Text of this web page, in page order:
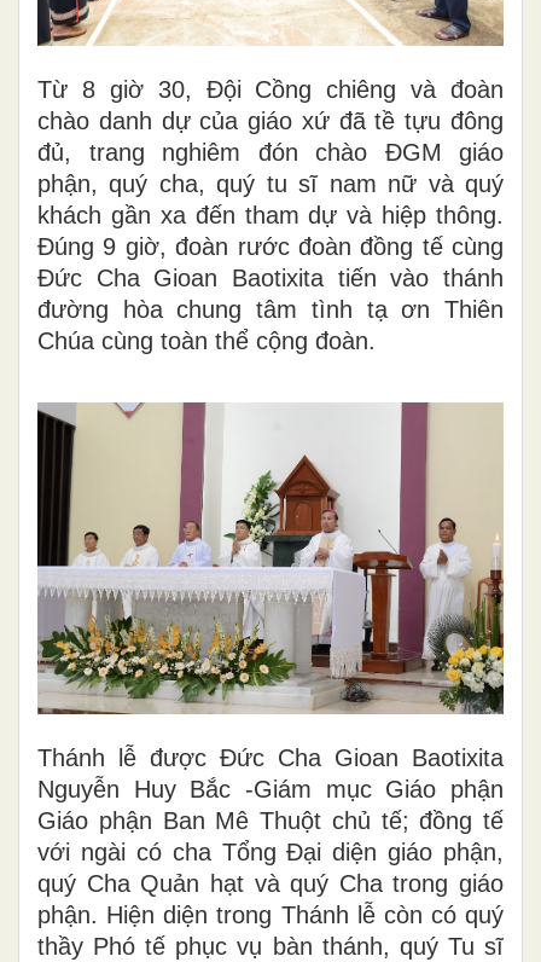
Từ 8 giờ 30, Đội Cồng chiêng và đoàn
chào danh dự của giáo xứ đã tề tựu đông
đủ, trang nghiêm đón chào ĐGM giáo
phận, quý cha, quý tu sĩ nam nữ và quý
khách gần xa đến tham dự và hiệp thông.
Đúng 9 giờ, đoàn rước đoàn đồng tế cùng
Đức Cha Gioan Baotixita tiến vào thánh
đường hòa chung tâm tình tạ ơn Thiên
Chúa cùng toàn thể cộng đoàn.
Thánh lễ được Đức Cha Gioan Baotixita
Nguyễn Huy Bắc -Giám mục Giáo phận
Giáo phận Ban Mê Thuột chủ tế; đồng tế
với ngài có cha Tổng Đại diện giáo phận,
quý Cha Quản hạt và quý Cha trong giáo
phận. Hiện diện trong Thánh lễ còn có quý
thầy Phó tế phục vụ bàn thánh, quý Tu sĩ